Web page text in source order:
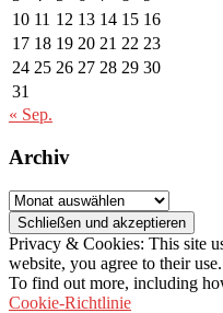
10 11 12 13 14 15 16
17 18 19 20 21 22 23
24 25 26 27 28 29 30
31
« Sep.
Archiv
Archiv
Privacy & Cookies: This site
website, you agree to their use.
To find out more, including
Cookie-Richtlinie